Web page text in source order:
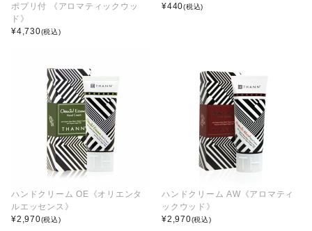
ポプリ付 《アロマティックウッ
ド》
¥4,730(税込)
¥440(税込)
ハンドクリーム OE《オリエンタ
ルエッセンス》
¥2,970(税込)
ハンドクリーム AW《アロマティ
ックウッド》
¥2,970(税込)